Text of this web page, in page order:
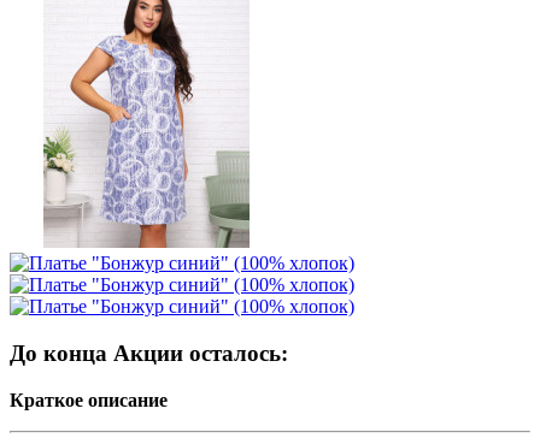
До конца Акции осталось:
Краткое описание